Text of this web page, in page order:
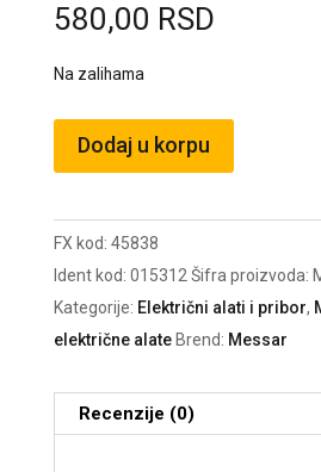
580,00 RSD
Na zalihama
Rešetka
3mm/br.8
Dodaj u korpu
FX kod: 45838
Ident kod: 015312 Šifra proizvoda:
Kategorije: Električni alati i pribor,
električne alate Brend: Messar
Recenzije (0)